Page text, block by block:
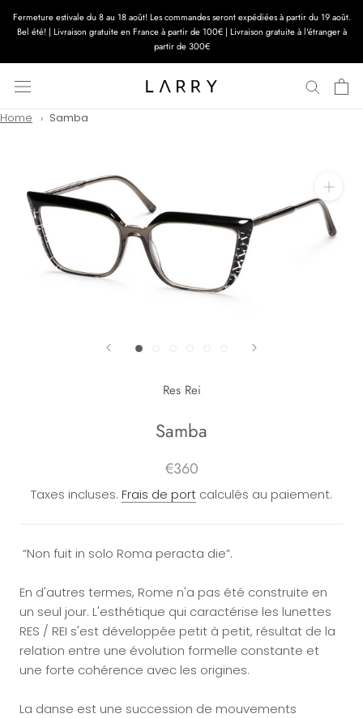
Fermeture estivale du 8 au 18 août! Les commandes seront expédiées à partir du 19 août.
Bel été! | Livraison gratuite en France à partir de 100€ | Livraison gratuite à l'étranger à
partir de 300€
Home Samba
Res Rei
Samba
€360
Taxes incluses. Frais de port calculés au paiement.
“Non fuit in solo Roma peracta die”.
En d'autres termes, Rome n'a pas été construite en
un seul jour. L'esthétique qui caractérise les lunettes
RES / REI s'est développée petit à petit, résultat de la
relation entre une évolution formelle constante et
une forte cohérence avec les origines.
La danse est une succession de mouvements